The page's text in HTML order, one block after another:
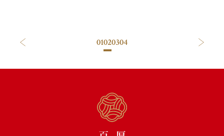
01020304